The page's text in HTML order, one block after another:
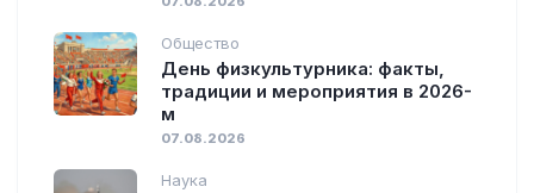
Общество
День физкультурника: факты,
традиции и мероприятия в 2026-
м
07.08.2026
Наука